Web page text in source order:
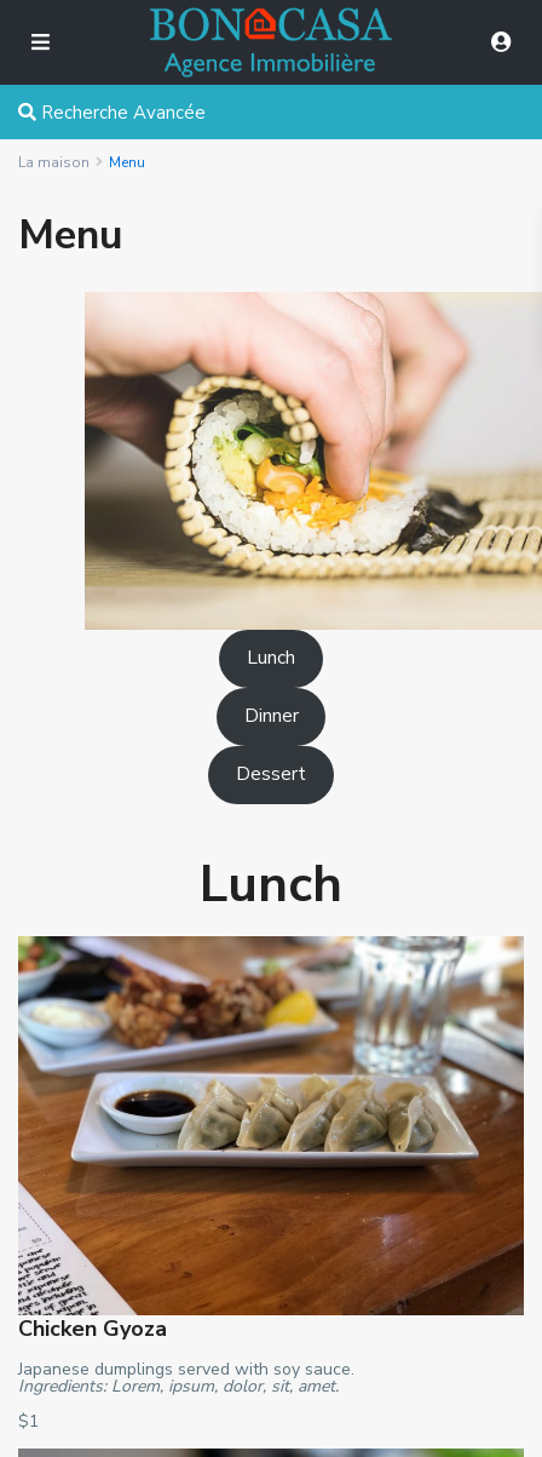
Recherche Avancée
La maison Menu
Menu
Lunch
Dinner
Dessert
Lunch
Chicken Gyoza
Japanese dumplings served with soy sauce.
Ingredients: Lorem, ipsum, dolor, sit, amet.
$1